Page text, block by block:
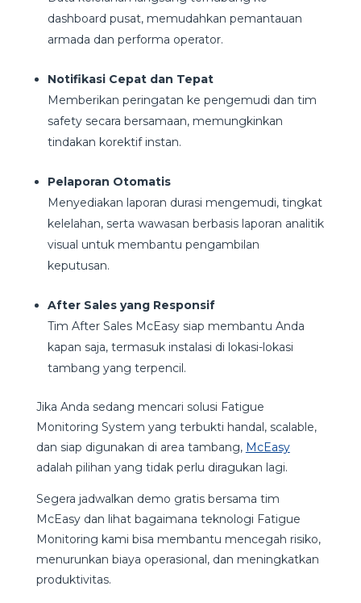
dashboard pusat, memudahkan pemantauan
armada dan performa operator.
Notifikasi Cepat dan Tepat
Memberikan peringatan ke pengemudi dan tim
safety secara bersamaan, memungkinkan
tindakan korektif instan.
Pelaporan Otomatis
Menyediakan laporan durasi mengemudi, tingkat
kelelahan, serta wawasan berbasis laporan analitik
visual untuk membantu pengambilan
keputusan.
After Sales yang Responsif
Tim After Sales McEasy siap membantu Anda
kapan saja, termasuk instalasi di lokasi-lokasi
tambang yang terpencil.
Jika Anda sedang mencari solusi Fatigue
Monitoring System yang terbukti handal, scalable,
dan siap digunakan di area tambang, McEasy
adalah pilihan yang tidak perlu diragukan lagi.
Segera jadwalkan demo gratis bersama tim
McEasy dan lihat bagaimana teknologi Fatigue
Monitoring kami bisa membantu mencegah risiko,
menurunkan biaya operasional, dan meningkatkan
produktivitas.